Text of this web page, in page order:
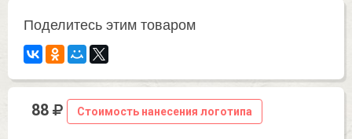
Поделитесь этим товаром
88 Стоимость нанесения логотипа